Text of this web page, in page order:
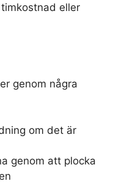
eller
genom några
om det är
genom att plocka